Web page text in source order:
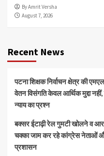
By Amrit Versha
August 7, 2026
Recent News
पटना शिक्षक निर्वाचन क्षेत्र की
वेतन विसंगति केवल आर्थिक मुद्दा
न्याय का प्रश्न
बक्सर ईटाढ़ी रेल गुमटी खोलने व
चक्का जाम कर रहे कांग्रेस नेताओं
प्रशासन